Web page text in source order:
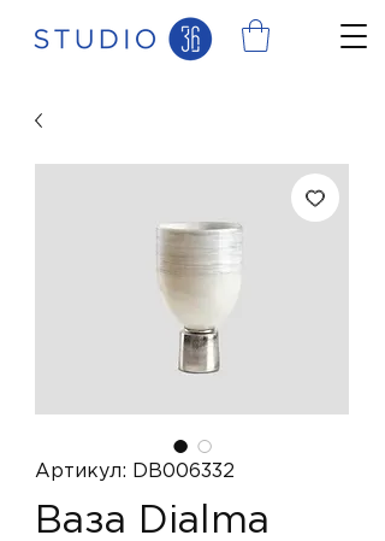
Артикул: DB006332
Ваза Dialma